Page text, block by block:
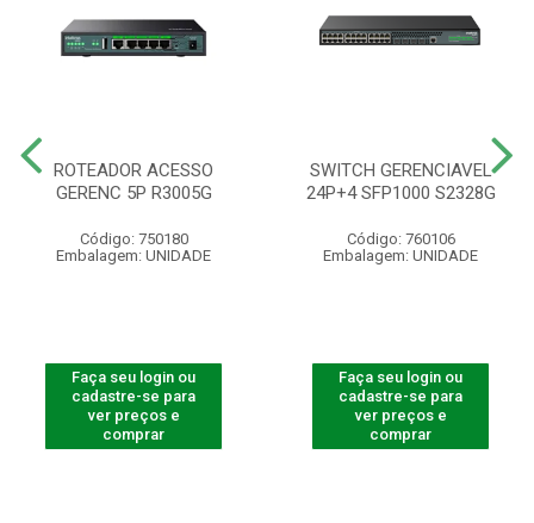
ROTEADOR ACESSO
GERENC 5P R3005G
Código: 750180
Embalagem: UNIDADE
Faça seu login ou
cadastre-se para
ver preços e
comprar
SWITCH GERENCIAVEL
24P+4 SFP1000 S2328G
Código: 760106
Embalagem: UNIDADE
Faça seu login ou
cadastre-se para
ver preços e
comprar